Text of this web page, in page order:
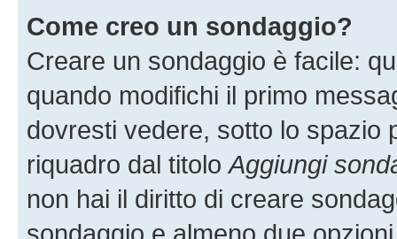
Come creo un sondaggio?
Creare un sondaggio è facile:
quando modifichi il primo
dovresti vedere, sotto lo spazio
riquadro dal titoloAggiungi
non hai il diritto di creare